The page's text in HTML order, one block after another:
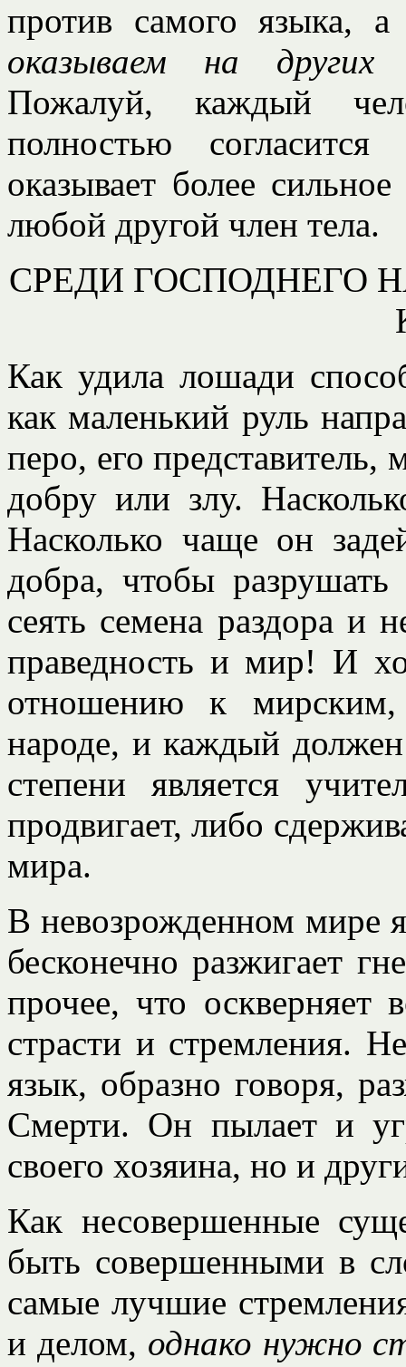
против самого языка,
оказываем на других
Пожалуй, каждый
полностью
оказывает более
любой другой член тела.
СРЕДИ ГОСПОДНЕГО
Как удила лошади
как маленький руль
перо, его
добру или злу.
Насколько чаще он
добра, чтобы
сеять семена раздора и
праведность и мир! И
отношению к
народе, и каждый
степени является
продвигает, либо
мира.
В невозрожденном мире
бесконечно разжигает
прочее, что оскверняет
страсти и стремления.
язык, образно говоря,
Смерти. Он пылает и
своего хозяина, но и
Как несовершенные
быть совершенными в
самые лучшие
и делом, однако нужно